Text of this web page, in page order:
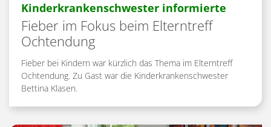
Kinderkrankenschwester informierte
Fieber im Fokus beim Elterntreff
Ochtendung
Fieber bei Kindern war kürzlich das Thema im Elterntreff
Ochtendung. Zu Gast war die Kinderkrankenschwester
Bettina Klasen.